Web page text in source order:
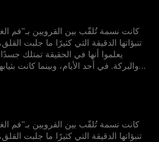
أخذتها هالة معها إلى قصر الحاكم
لحظة دخولها بدأت البركات تتدفق:
والكلب العجوز يستعيد حيويته،
قدرات نسمة كان أعظم بكثير…
كانت نسمة تُلقّب بين القرويين بـ"فم
تنبؤاتها الدقيقة التي كثيرًا ما جلبت
يعلموا أنها في الحقيقة تمتلك
والبركة. في أحد الأيام، وبينما كانت
أخذتها هالة معها إلى قصر الحاكم
لحظة دخولها بدأت البركات تتدفق:
والكلب العجوز يستعيد حيويته،
قدرات نسمة كان أعظم بكثير…
كانت نسمة تُلقّب بين القرويين بـ"فم
تنبؤاتها الدقيقة التي كثيرًا ما جلبت